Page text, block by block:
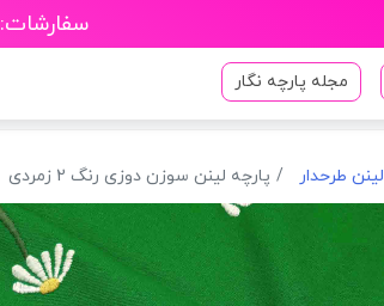
سفارشات: ۰۹۱۲۳۳۳۳۴۲۰ (از ۱۰/۳۰ الی ۲۰/۳۰)
مجله پارچه نگار
لینن طرحدار پارچه لینن سوزن دوزی رنگ 2 زمردی